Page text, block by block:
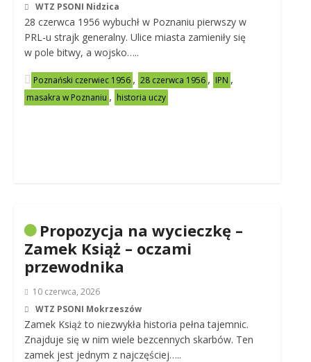
WTZ PSONI Nidzica
28 czerwca 1956 wybuchł w Poznaniu pierwszy w
PRL-u strajk generalny. Ulice miasta zamieniły się
w pole bitwy, a wojsko…..
Poznański czerwiec 1956 , 28 czerwca 1956 , IPN ,
masakra w Poznaniu , historia uczy
Propozycja na wycieczkę –
Zamek Książ – oczami
przewodnika
10 czerwca, 2026
WTZ PSONI Mokrzeszów
Zamek Książ to niezwykła historia pełna tajemnic.
Znajduje się w nim wiele bezcennych skarbów. Ten
zamek jest jednym z najczęściej…..